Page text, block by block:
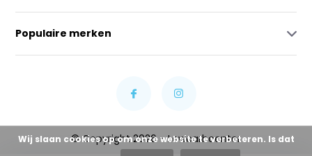
Populaire merken
© Copyright 2026 - Lowcarbcenter
Wij slaan cookies op om onze website te verbeteren. Is dat